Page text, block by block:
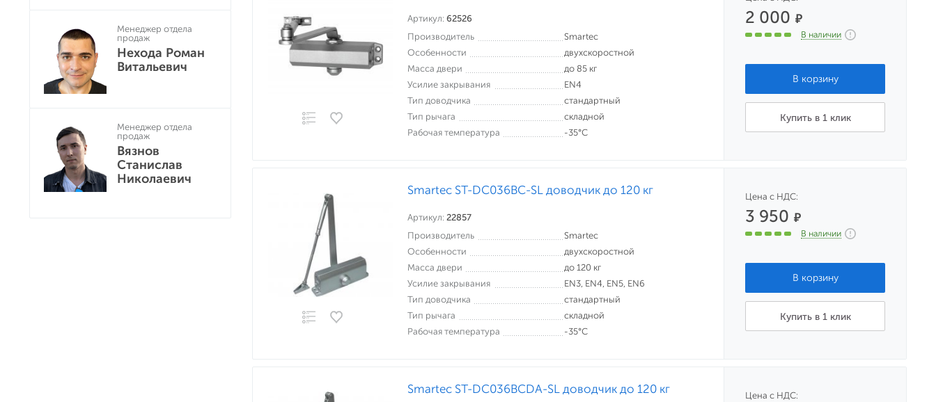
Менеджер отдела
продаж
Нехода Роман
Витальевич
Менеджер отдела
продаж
Вязнов
Станислав
Николаевич
Артикул: 62526
Производитель
Smartec
Особенности
двухскоростной
Масса двери
до 85 кг
Усилие закрывания
EN4
Тип доводчика
стандартный
Тип рычага
складной
Рабочая температура
-35°С
2 000₽
В наличии
Купить в 1 клик
Smartec ST-DC036BC-SL доводчик до 120 кг
Артикул: 22857
Производитель
Smartec
Особенности
двухскоростной
Масса двери
до 120 кг
Усилие закрывания
EN3, EN4, EN5, EN6
Тип доводчика
стандартный
Тип рычага
складной
Рабочая температура
-35°С
Цена с НДС:
3 950₽
В наличии
Купить в 1 клик
Smartec ST-DC036BCDA-SL доводчик до 120 кг Цена с НДС: